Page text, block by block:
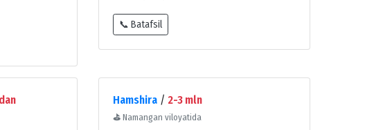
📞 Batafsil
Hamshira / 2-3 mln
⛳ Namangan viloyatida